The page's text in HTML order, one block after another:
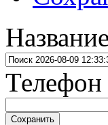
Телефон
Сохранить